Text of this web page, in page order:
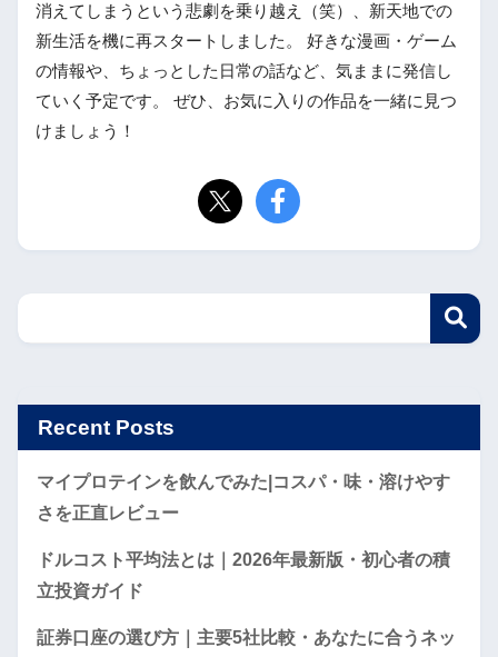
消えてしまうという悲劇を乗り越え（笑）、新天地での
新生活を機に再スタートしました。 好きな漫画・ゲーム
の情報や、ちょっとした日常の話など、気ままに発信し
ていく予定です。 ぜひ、お気に入りの作品を一緒に見つ
けましょう！
Recent Posts
マイプロテインを飲んでみた|コスパ・味・溶けやす
さを正直レビュー
ドルコスト平均法とは｜2026年最新版・初心者の積
立投資ガイド
証券口座の選び方｜主要5社比較・あなたに合うネッ